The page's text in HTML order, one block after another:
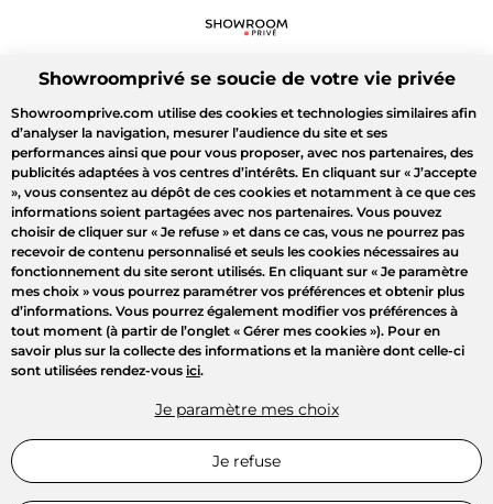
Showroomprivé se soucie de votre vie privée
Showroomprive.com utilise des cookies et technologies similaires afin
d’analyser la navigation, mesurer l’audience du site et ses
performances ainsi que pour vous proposer, avec nos partenaires, des
publicités adaptées à vos centres d’intérêts. En cliquant sur « J’accepte
», vous consentez au dépôt de ces cookies et notamment à ce que ces
informations soient partagées avec nos partenaires. Vous pouvez
choisir de cliquer sur « Je refuse » et dans ce cas, vous ne pourrez pas
recevoir de contenu personnalisé et seuls les cookies nécessaires au
fonctionnement du site seront utilisés. En cliquant sur « Je paramètre
mes choix » vous pourrez paramétrer vos préférences et obtenir plus
d’informations. Vous pourrez également modifier vos préférences à
tout moment (à partir de l’onglet « Gérer mes cookies »). Pour en
savoir plus sur la collecte des informations et la manière dont celle-ci
sont utilisées rendez-vous ici.
Je paramètre mes choix
Je refuse